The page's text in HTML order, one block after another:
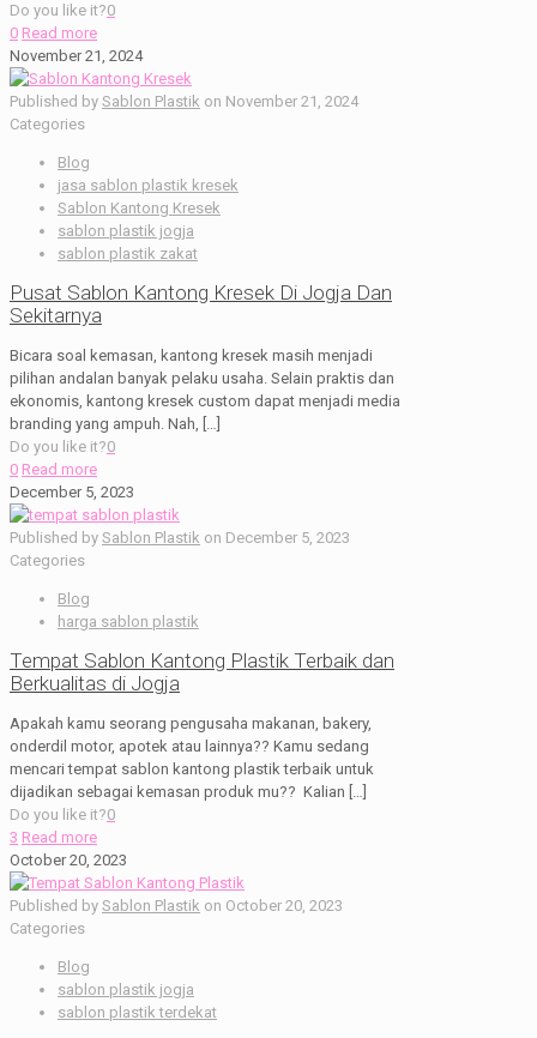
Do you like it?0
0 Read more
November 21, 2024
Published by Sablon Plastik on November 21, 2024
Categories
Blog
jasa sablon plastik kresek
Sablon Kantong Kresek
sablon plastik jogja
sablon plastik zakat
Pusat Sablon Kantong Kresek Di Jogja Dan
Sekitarnya
Bicara soal kemasan, kantong kresek masih menjadi
pilihan andalan banyak pelaku usaha. Selain praktis dan
ekonomis, kantong kresek custom dapat menjadi media
branding yang ampuh. Nah, […]
Do you like it?0
0 Read more
December 5, 2023
Published by Sablon Plastik on December 5, 2023
Categories
Blog
harga sablon plastik
Tempat Sablon Kantong Plastik Terbaik dan
Berkualitas di Jogja
Apakah kamu seorang pengusaha makanan, bakery,
onderdil motor, apotek atau lainnya?? Kamu sedang
mencari tempat sablon kantong plastik terbaik untuk
dijadikan sebagai kemasan produk mu?? Kalian […]
Do you like it?0
3 Read more
October 20, 2023
Published by Sablon Plastik on October 20, 2023
Categories
Blog
sablon plastik jogja
sablon plastik terdekat